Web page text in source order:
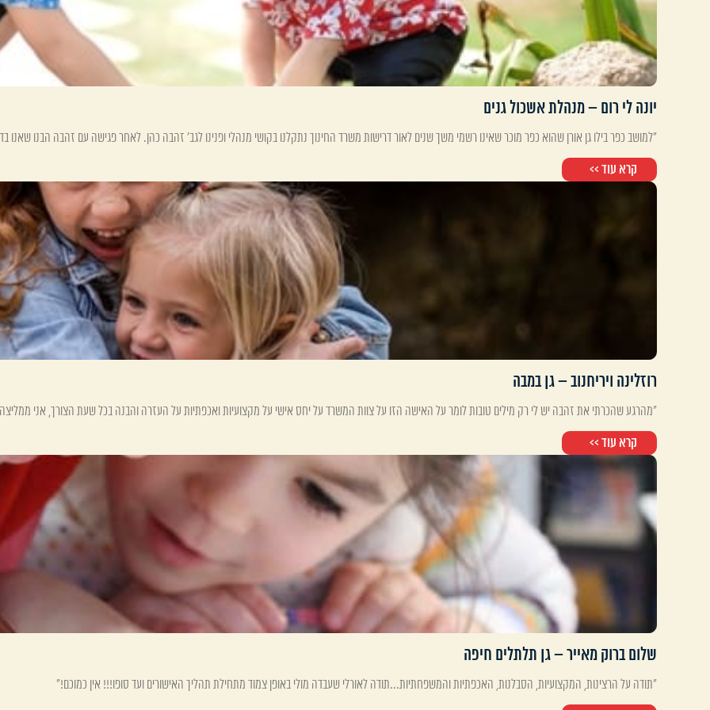
יונה לי רום – מנהלת אשכול גנים
"למושב כפר בילו גן אורן שהוא כפר מוכר שאינו רשמי משך שנים לאור דרישות משרד החינוך נתקלנו בקושי מנהלי ופנינו לגב' זהבה כהן. לאחר פגישה עם זהבה הבנו שאנו
קרא עוד >>
רוזלינה ויריחנוב – גן במבה
"מהרגע שהכרתי את זהבה יש לי רק מילים טובות לומר על האישה הזו על צוות המשרד על יחס אישי על מקצועיות ואכפתיות על העזרה והבנה בכל שעת הצורך, אני
קרא עוד >>
שלום ברוק מאייר – גן תלתלים חיפה
"תודה על הרצינות, המקצועיות, הסבלנות, האכפתיות והמשפחתיות...תודה לאורלי שעבדה מולי באופן צמוד מתחילת תהליך האישורים ועד סופו!!! אין כמוכם!"